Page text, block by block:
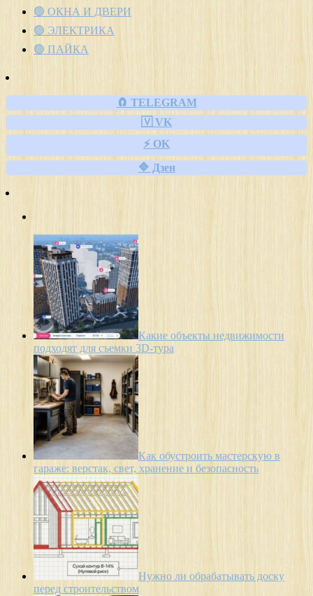
🟢 ОКНА И ДВЕРИ
🟢 ЭЛЕКТРИКА
🟢 ПАЙКА
🧲 TELEGRAM
🇻 VK
⚡ OK
🔷 Дзен
Какие объекты недвижимости
подходят для съемки 3D-тура
Как обустроить мастерскую в
гараже: верстак, свет, хранение и безопасность
Нужно ли обрабатывать доску
перед строительством